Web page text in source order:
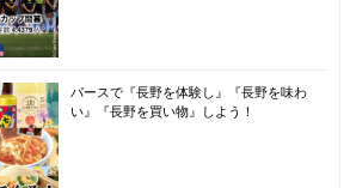
パースで『長野を体験し』『長野を味わ
い』『長野を買い物』しよう！